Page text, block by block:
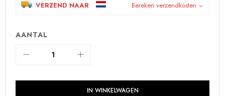
VERZEND NAAR Bereken verzendkosten
AANTAL
IN WINKELWAGEN